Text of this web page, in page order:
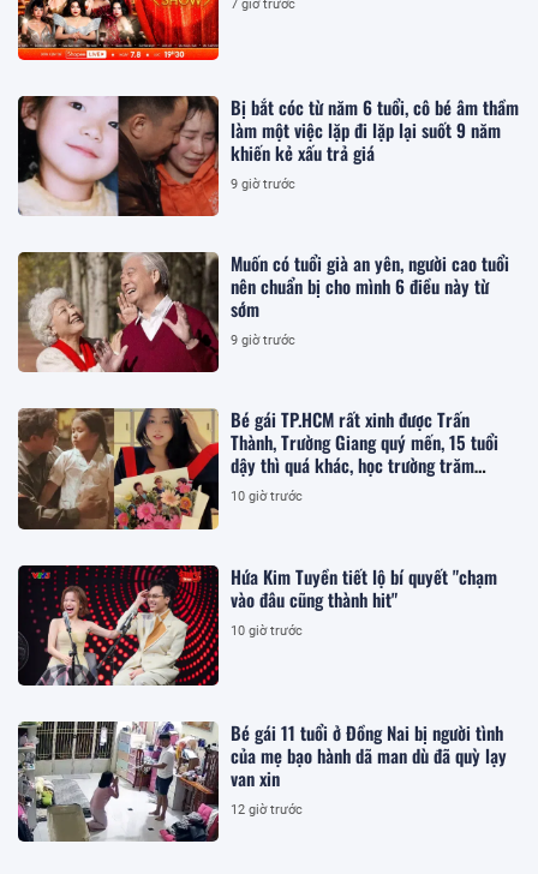
7 giờ trước
Bị bắt cóc từ năm 6 tuổi, cô bé âm thầm
làm một việc lặp đi lặp lại suốt 9 năm
khiến kẻ xấu trả giá
9 giờ trước
Muốn có tuổi già an yên, người cao tuổi
nên chuẩn bị cho mình 6 điều này từ
sớm
9 giờ trước
Bé gái TP.HCM rất xinh được Trấn
Thành, Trường Giang quý mến, 15 tuổi
dậy thì quá khác, học trường trăm
triệu/năm
10 giờ trước
Hứa Kim Tuyền tiết lộ bí quyết "chạm
vào đâu cũng thành hit"
10 giờ trước
Bé gái 11 tuổi ở Đồng Nai bị người tình
của mẹ bạo hành dã man dù đã quỳ lạy
van xin
12 giờ trước